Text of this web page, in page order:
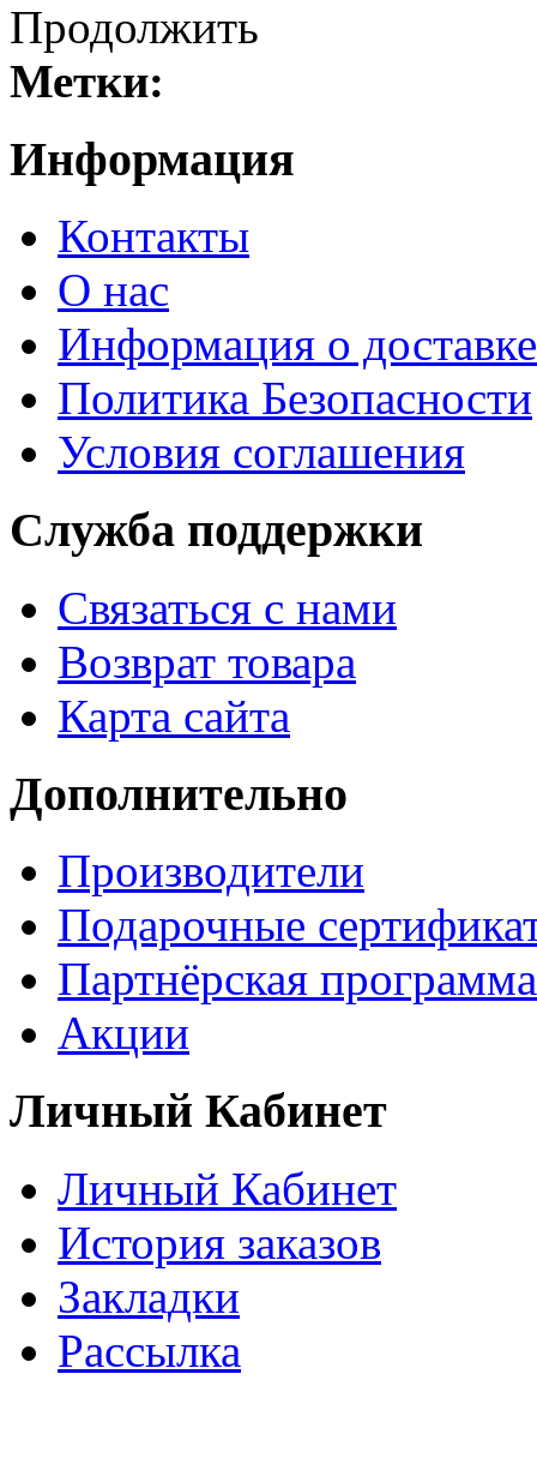
Продолжить
Метки:
Информация
Контакты
О нас
Информация о доставке
Политика Безопасности
Условия соглашения
Служба поддержки
Связаться с нами
Возврат товара
Карта сайта
Дополнительно
Производители
Подарочные
Партнёрская программа
Акции
Личный Кабинет
Личный Кабинет
История заказов
Закладки
Рассылка